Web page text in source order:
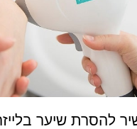
להסרת שיער